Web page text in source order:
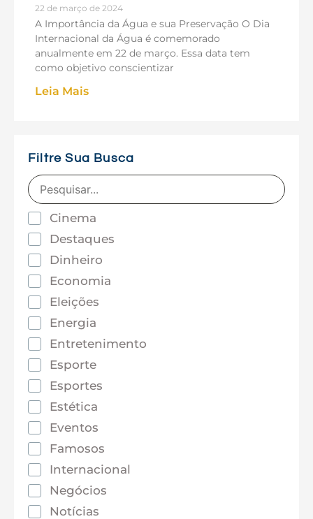
22 de março de 2024
A Importância da Água e sua Preservação O Dia
Internacional da Água é comemorado
anualmente em 22 de março. Essa data tem
como objetivo conscientizar
Leia Mais
Filtre Sua Busca
Cinema
Destaques
Dinheiro
Economia
Eleições
Energia
Entretenimento
Esporte
Esportes
Estética
Eventos
Famosos
Internacional
Negócios
Notícias